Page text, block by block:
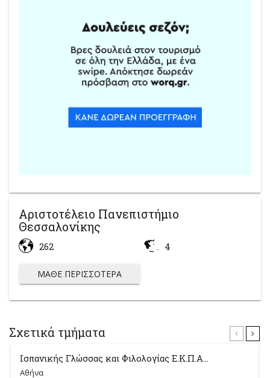
Αριστοτέλειο Πανεπιστήμιο
Θεσσαλονίκης
262 4
ΜΆΘΕ ΠΕΡΙΣΣΌΤΕΡΑ
Σχετικά τμήματα
Ισπανικής Γλώσσας και Φιλολογίας Ε.Κ.Π.Α...
Αθήνα